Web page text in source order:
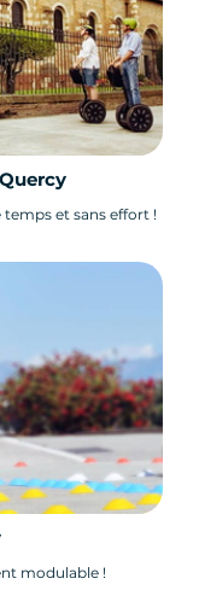
et sans effort !
modulable !